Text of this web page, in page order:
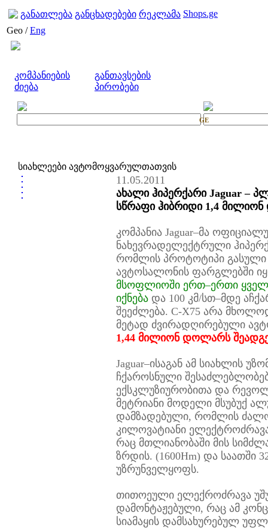
განათლება განცხადებები რეკლამა Shops.ge
Geo /Eng
კომპანიების
ძიება
განთავსების
პირობები
GE
სიახლეები ავტომოყვარულთათვის
11.05.2011
ახალი ჰიპერქარი Jaguar –
სწრაფი ჰიბრიდი 1,4
კომპანია Jaguar–მა
ნახევრადელექტრული
რომლის პროტოტიპი გასული
ავტოსალონის ფარგლებში
მსოფლიოში ერთ–ერთი
იქნება და 100 კმ/სთ–მდე
შეეძლება. C-X75 არა
მეტად ძვირადღირებული
1,44 მილიონ დოლარს
Jaguar–ისაგან ამ სიახლის
ჩქაროსნული
ექსკლუზიურობითა და
მეტრიანი მოდელი მსუბუქ
დამზადებული, რომლის
კილოვატიანი
რაც მთლიანობაში მის
ზრდის. (1600Hm) და საათში
უზრუნველყოფს.
თითოეული ელექროძრავა
დამონტაჟებული, რაც ამ
სიამაყის დამსახურებულ